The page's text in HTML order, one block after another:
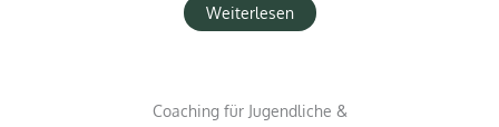
Weiterlesen
Coaching für Jugendliche &